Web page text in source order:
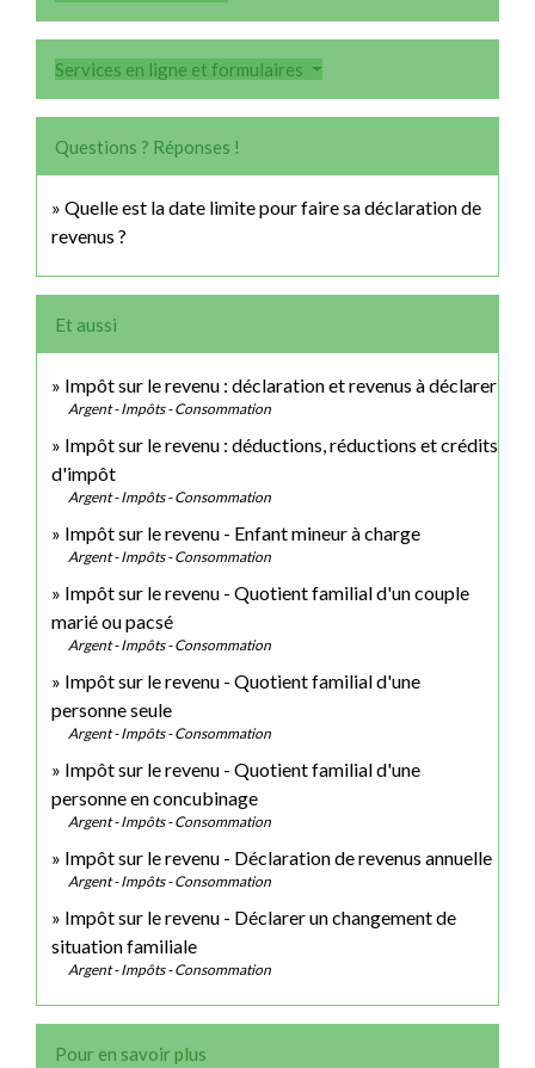
Services en ligne et formulaires
Questions ? Réponses !
Quelle est la date limite pour faire sa déclaration de
revenus ?
Et aussi
Impôt sur le revenu : déclaration et revenus à déclarer
Argent - Impôts - Consommation
Impôt sur le revenu : déductions, réductions et crédits
d'impôt
Argent - Impôts - Consommation
Impôt sur le revenu - Enfant mineur à charge
Argent - Impôts - Consommation
Impôt sur le revenu - Quotient familial d'un couple
marié ou pacsé
Argent - Impôts - Consommation
Impôt sur le revenu - Quotient familial d'une
personne seule
Argent - Impôts - Consommation
Impôt sur le revenu - Quotient familial d'une
personne en concubinage
Argent - Impôts - Consommation
Impôt sur le revenu - Déclaration de revenus annuelle
Argent - Impôts - Consommation
Impôt sur le revenu - Déclarer un changement de
situation familiale
Argent - Impôts - Consommation
Pour en savoir plus